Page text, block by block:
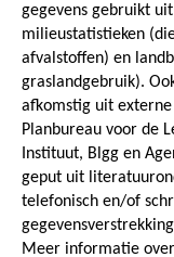
gegevens gebruikt
milieustatistieken
afvalstoffen) en
graslandgebruik).
afkomstig uit
Planbureau voor de
Instituut, Blgg en
geput uit
telefonisch en/of
Meer informatie